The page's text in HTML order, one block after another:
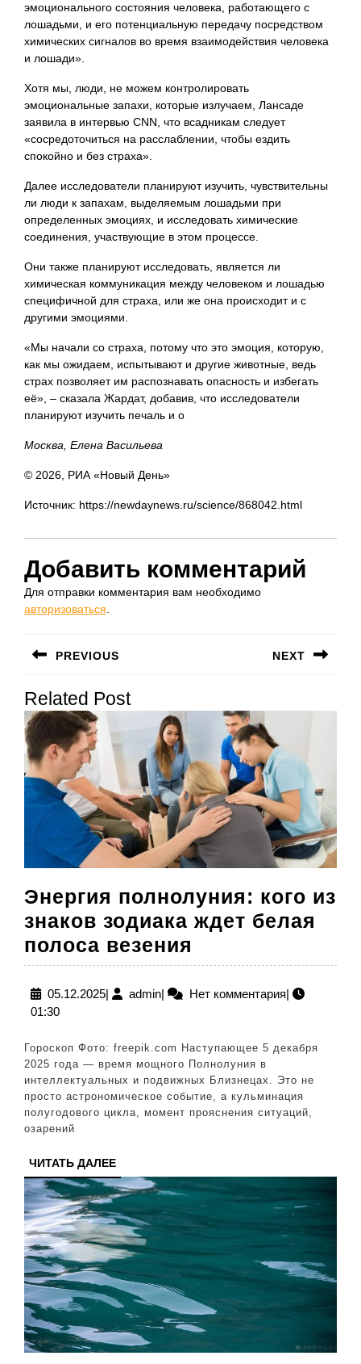
эмоционального состояния человека, работающего с
лошадьми, и его потенциальную передачу посредством
химических сигналов во время взаимодействия человека
и лошади».
Хотя мы, люди, не можем контролировать
эмоциональные запахи, которые излучаем, Лансаде
заявила в интервью CNN, что всадникам следует
«сосредоточиться на расслаблении, чтобы ездить
спокойно и без страха».
Далее исследователи планируют изучить, чувствительны
ли люди к запахам, выделяемым лошадьми при
определенных эмоциях, и исследовать химические
соединения, участвующие в этом процессе.
Они также планируют исследовать, является ли
химическая коммуникация между человеком и лошадью
специфичной для страха, или же она происходит и с
другими эмоциями.
«Мы начали со страха, потому что это эмоция, которую,
как мы ожидаем, испытывают и другие животные, ведь
страх позволяет им распознавать опасность и избегать
её», – сказала Жардат, добавив, что исследователи
планируют изучить печаль и о
Москва, Елена Васильева
© 2026, РИА «Новый День»
Источник: https://newdaynews.ru/science/868042.html
Добавить комментарий
Для отправки комментария вам необходимо
авторизоваться.
по
записям
PREVIOUS
запись:
NEXT
запись:
Related Post
Энергия полнолуния: кого из
знаков зодиака ждет белая
полоса везения
полнолуния:
кого
знаков
зодиака
ждет
белая
05.12.202505.12.2025
| adminadmin
| Нет комментария|
01:30
Гороскоп Фото: freepik.com Наступающее 5 декабря
2025 года — время мощного Полнолуния в
интеллектуальных и подвижных Близнецах. Это не
просто астрономическое событие, а кульминация
полугодового цикла, момент прояснения ситуаций,
озарений
ЧИТАТЬ ДАЛЕЕЧИТАТЬ
ДАЛЕЕ